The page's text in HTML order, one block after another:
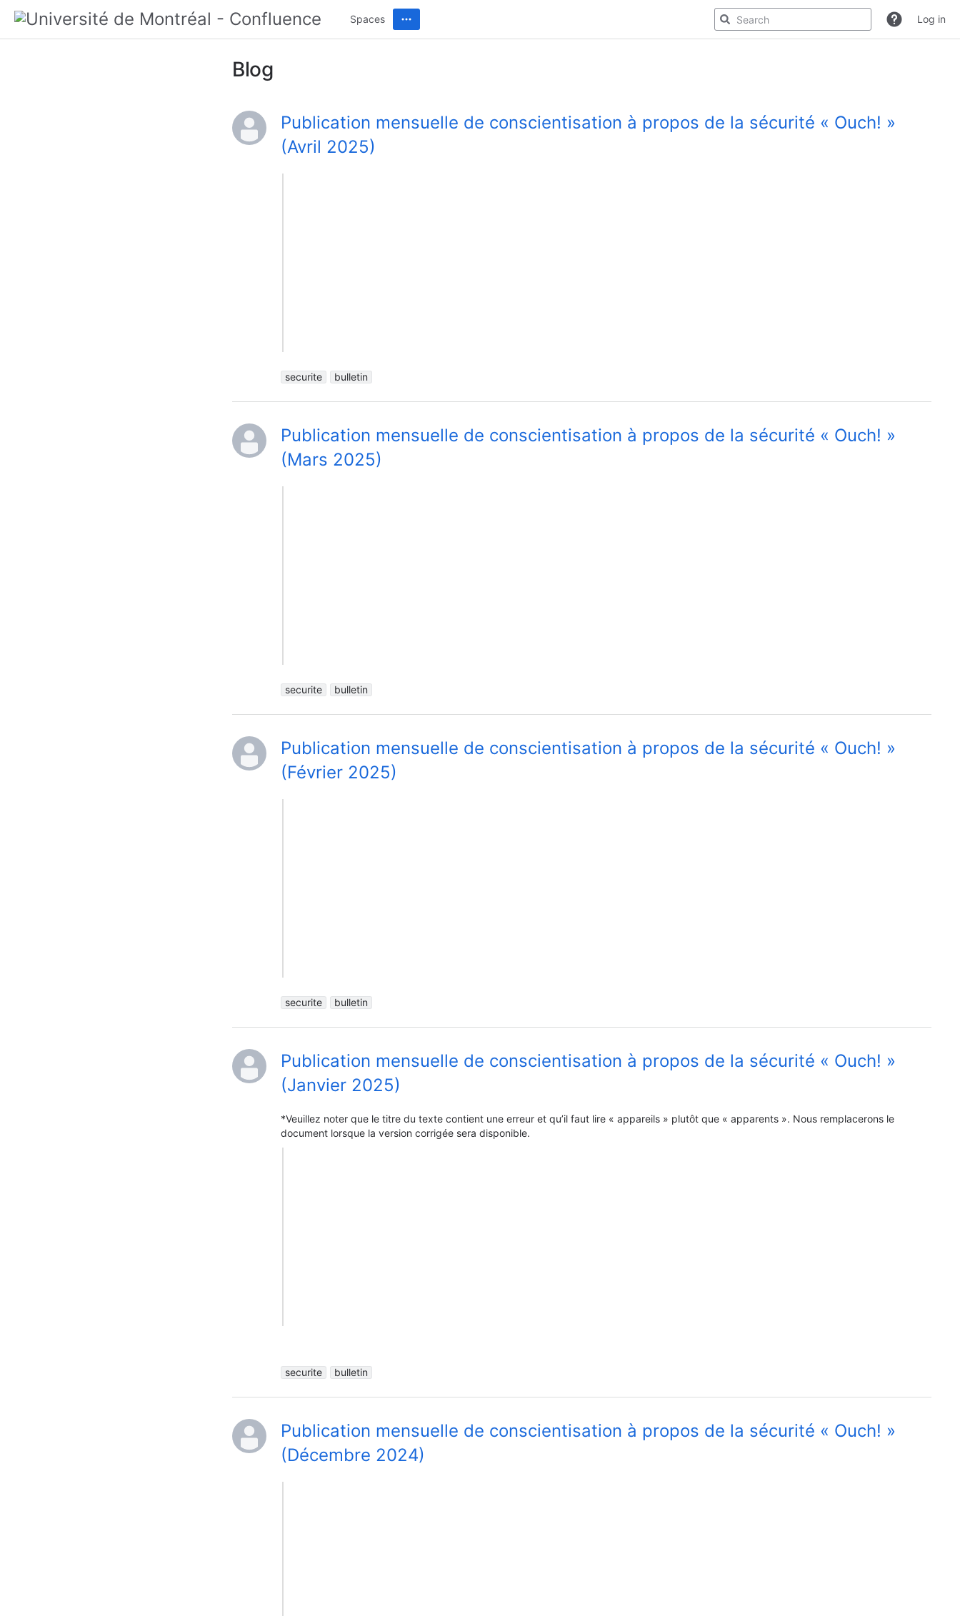
Spaces Log in
Blog
Publication mensuelle de conscientisation à propos de la sécurité « Ouch! »
(Avril 2025)
securite bulletin
Publication mensuelle de conscientisation à propos de la sécurité « Ouch! »
(Mars 2025)
securite bulletin
Publication mensuelle de conscientisation à propos de la sécurité « Ouch! »
(Février 2025)
securite bulletin
Publication mensuelle de conscientisation à propos de la sécurité « Ouch! »
(Janvier 2025)
*Veuillez noter que le titre du texte contient une erreur et qu’il faut lire « appareils » plutôt que « apparents ». Nous remplacerons le
document lorsque la version corrigée sera disponible.
securite bulletin
Publication mensuelle de conscientisation à propos de la sécurité « Ouch! »
(Décembre 2024)